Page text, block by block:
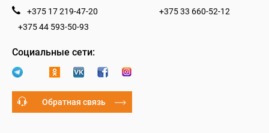
+375 17 219-47-20
+375 33 660-52-12
+375 44 593-50-93
Социальные сети:
Обратная связь